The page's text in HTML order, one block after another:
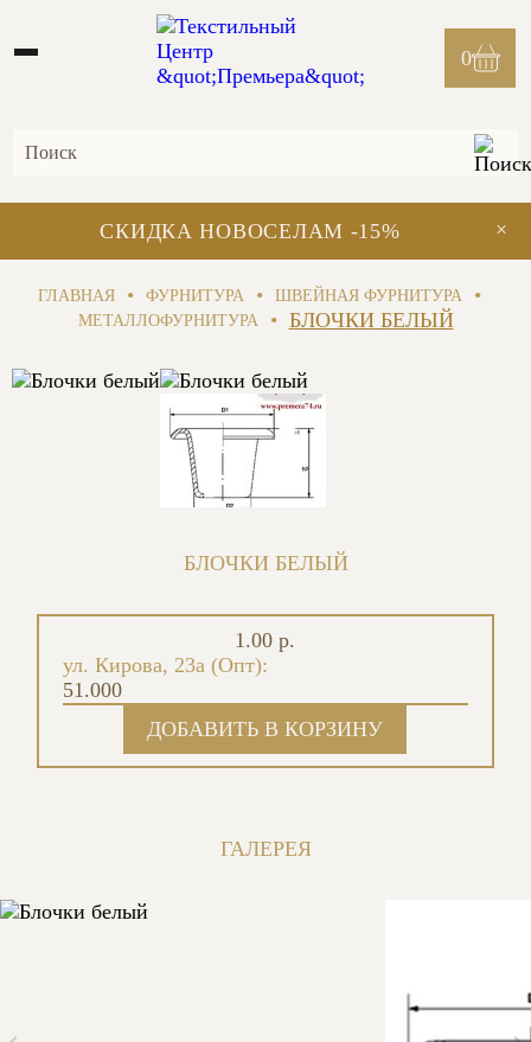
0
×
СКИДКА НОВОСЕЛАМ -15%
ГЛАВНАЯ • ФУРНИТУРА • ШВЕЙНАЯ ФУРНИТУРА •
МЕТАЛЛОФУРНИТУРА • БЛОЧКИ БЕЛЫЙ
БЛОЧКИ БЕЛЫЙ
ул. Кирова, 23а (Опт):
51.000
1.00 р.
ГАЛЕРЕЯ